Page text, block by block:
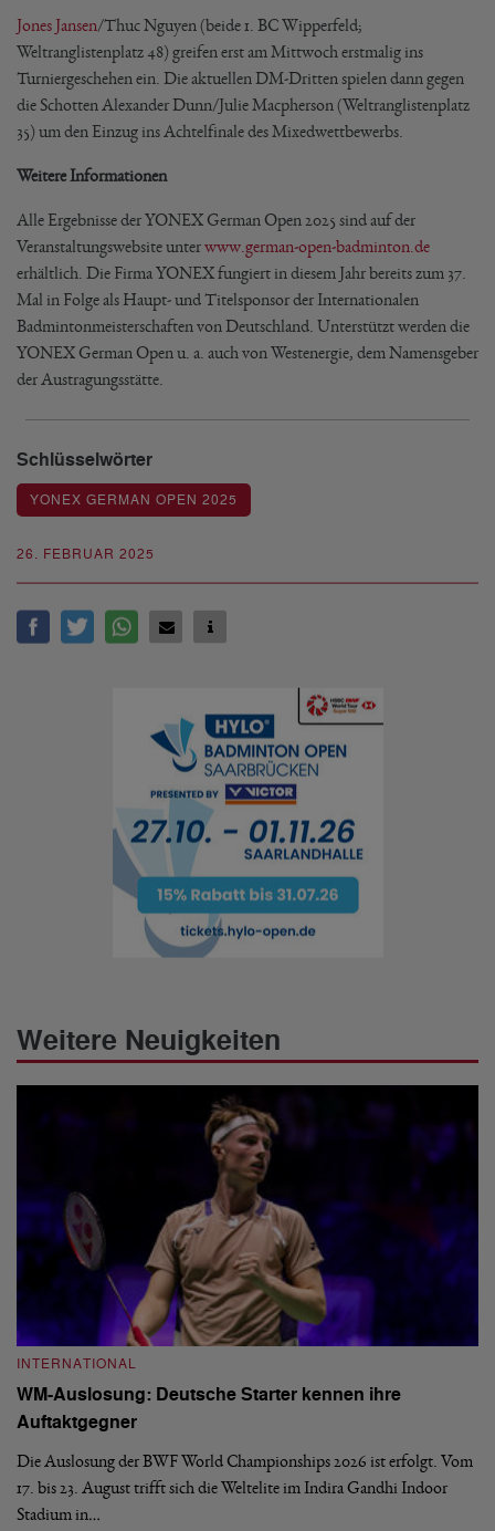
26. FEBRUAR 2025
Jones Jansen/Thuc Nguyen (beide 1. BC Wipperfeld;
Weltranglistenplatz 48) greifen erst am Mittwoch erstmalig ins
Turniergeschehen ein. Die aktuellen DM-Dritten spielen dann gegen
die Schotten Alexander Dunn/Julie Macpherson (Weltranglistenplatz
35) um den Einzug ins Achtelfinale des Mixedwettbewerbs.
Weitere Informationen
Alle Ergebnisse der YONEX German Open 2025 sind auf der
Veranstaltungswebsite unterwww.german-open-badminton.de
erhältlich. Die Firma YONEX fungiert in diesem Jahr bereits zum 37.
Mal in Folge als Haupt- und Titelsponsor der Internationalen
Badmintonmeisterschaften von Deutschland. Unterstützt werden die
YONEX German Open u. a. auch von Westenergie, dem Namensgeber
der Austragungsstätte.
Schlüsselwörter
YONEX GERMAN OPEN 2025
Weitere Neuigkeiten
INTERNATIONAL
WM-Auslosung: Deutsche Starter kennen ihre
Auftaktgegner
Die Auslosung der BWF World Championships 2026 ist erfolgt. Vom
17. bis 23. August trifft sich die Weltelite im Indira Gandhi Indoor
Stadium in…